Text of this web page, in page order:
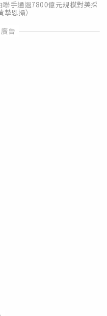
手通過7800億元規模對美採
恩攝）